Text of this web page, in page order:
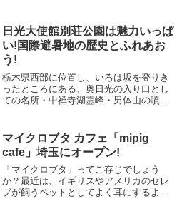
あります。他にも、絶対引いてみたくな
る「鯛みくじ」や珍しいと...
日光大使館別荘公園は魅力いっぱ
い!国際避暑地の歴史とふれあお
う!
栃木県西部に位置し、いろは坂を登りき
ったところにある、奥日光の入り口とし
ての名所・中禅寺湖霊峰・男体山の噴火
空の湖」として知られています。周囲
25km・最大水深1...
マイクロブタ カフェ「mipig
cafe」埼玉にオープン!
「マイクロブタ」ってご存じでしょう
か？最近は、イギリスやアメリカのセレ
ブが飼うペットとしてよく耳にするよう